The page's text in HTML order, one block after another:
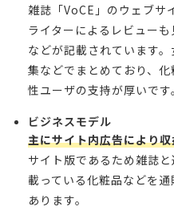
雑誌「VoCE」のウェブサ
ライターによるレビュー
などが記載されています
集などでまとめており、
性ユーザの支持が厚いです。
ビジネスモデル
主にサイト内広告により
サイト版であるため雑誌
載っている化粧品などを
あります。